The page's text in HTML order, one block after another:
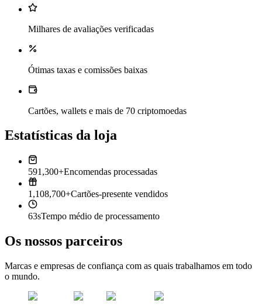
Milhares de avaliações verificadas
Ótimas taxas e comissões baixas
Cartões, wallets e mais de 70 criptomoedas
Estatísticas da loja
591,300+Encomendas processadas
1,108,700+Cartões-presente vendidos
63sTempo médio de processamento
Os nossos parceiros
Marcas e empresas de confiança com as quais trabalhamos em todo
o mundo.